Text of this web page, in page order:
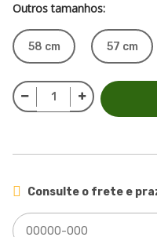
Outros tamanhos:
58 cm 57 cm
Consulte o frete e